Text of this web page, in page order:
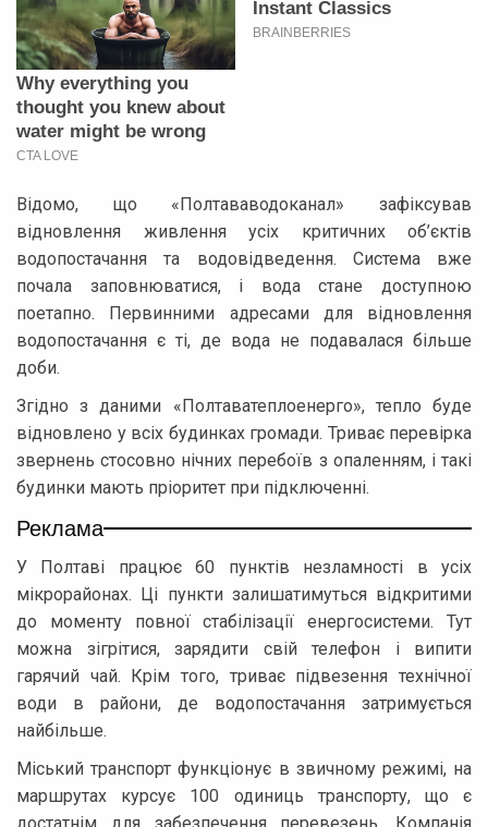
Відомо, що «Полтававодоканал» зафіксував
відновлення живлення усіх критичних об’єктів
водопостачання та водовідведення. Система вже
почала заповнюватися, і вода стане доступною
поетапно. Первинними адресами для відновлення
водопостачання є ті, де вода не подавалася більше
доби.
Згідно з даними «Полтаватеплоенерго», тепло буде
відновлено у всіх будинках громади. Триває перевірка
звернень стосовно нічних перебоїв з опаленням, і такі
будинки мають пріоритет при підключенні.
Реклама
У Полтаві працює 60 пунктів незламності в усіх
мікрорайонах. Ці пункти залишатимуться відкритими
до моменту повної стабілізації енергосистеми. Тут
можна зігрітися, зарядити свій телефон і випити
гарячий чай. Крім того, триває підвезення технічної
води в райони, де водопостачання затримується
найбільше.
Міський транспорт функціонує в звичному режимі, на
маршрутах курсує 100 одиниць транспорту, що є